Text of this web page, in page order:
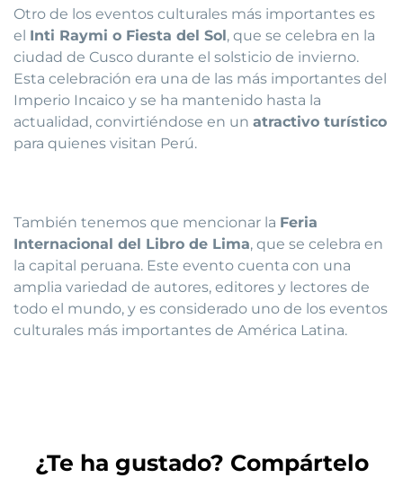
Otro de los eventos culturales más importantes es
el Inti Raymi o Fiesta del Sol, que se celebra en la
ciudad de Cusco durante el solsticio de invierno.
Esta celebración era una de las más importantes del
Imperio Incaico y se ha mantenido hasta la
actualidad, convirtiéndose en un atractivo turístico
para quienes visitan Perú.
También tenemos que mencionar la Feria
Internacional del Libro de Lima, que se celebra en
la capital peruana. Este evento cuenta con una
amplia variedad de autores, editores y lectores de
todo el mundo, y es considerado uno de los eventos
culturales más importantes de América Latina.
¿Te ha gustado? Compártelo